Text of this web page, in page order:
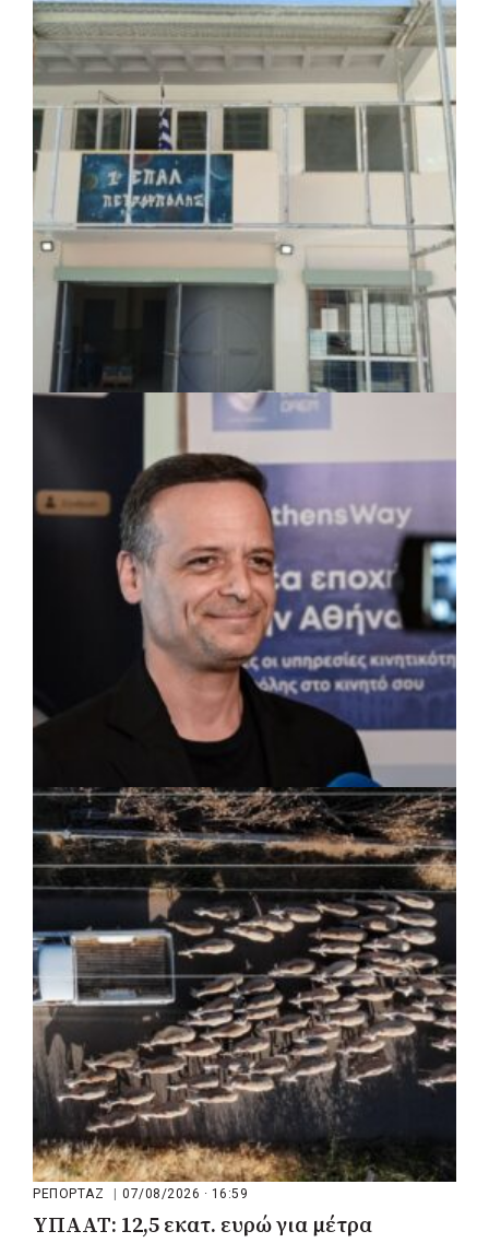
ΚΟΙΝΩΝΙΑ | 07/08/2026 · 18:01
Το Δημοτικό Κατάστημα Κουβαρά φέρει
πλέον το όνομα «Γεώργιος Πρίφτης»
ΤΟΠΙΚΗ ΑΥΤΟΔΙΟΙΚΗΣΗ 07/08/2026 · 17:45
Δήμος Πετρούπολης: Εργασίες
συντήρησης σε σχολεία και αθλητικές
εγκαταστάσεις
ΡΕΠΟΡΤΑΖ | 07/08/2026 · 17:27
Ο Δούκας για έργα, καθαριότητα και τη
μάχη των επόμενων εκλογών: «Η καλύτερη
μου να κατέβει ο Μπακογιάννης»
ΡΕΠΟΡΤΑΖ 07/08/2026 · 16:59
ΥΠΑΑΤ: 12,5 εκατ. ευρώ για μέτρα